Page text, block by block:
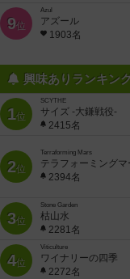
9位
Azul
アズール
1903名
興味ありランキン
1位
SCYTHE
サイズ -大鎌戦役-
2415名
2位
Terraforming Mars
テラフォーミングマ
2394名
3位
Stone Garden
枯山水
2281名
4位
Viticulture
ワイナリーの四季
2272名